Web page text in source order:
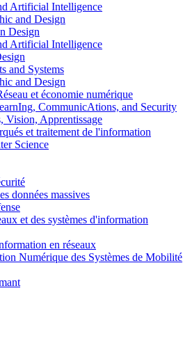
Artificial Intelligence
and Design
Design
Artificial Intelligence
and Systems
and Design
et économie numérique
CommunicAtions, and Security
Apprentissage
et traitement de l'information
Science
données massives
et des systèmes d'information
en réseaux
Numérique des Systèmes de Mobilité